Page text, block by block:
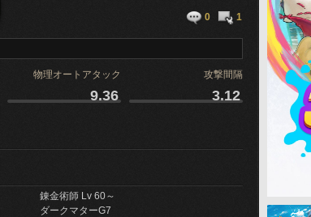
0 1
物理オートアタック 攻撃間隔
9.36 3.12
錬金術師 Lv 60～
ダークマターG7